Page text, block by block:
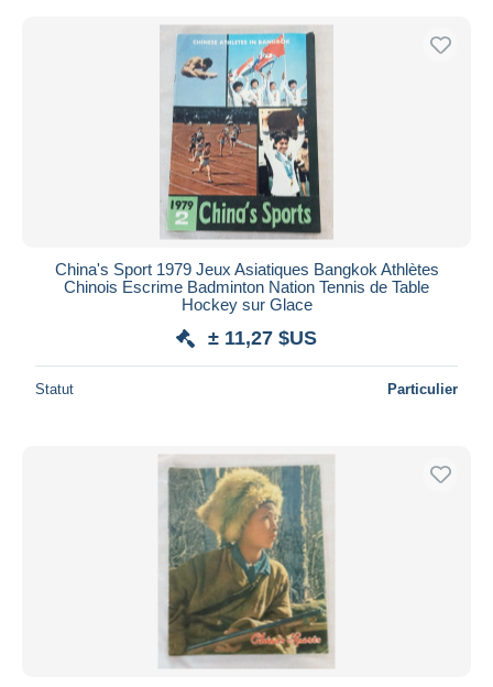
China's Sport 1979 Jeux Asiatiques Bangkok Athlètes
Chinois Escrime Badminton Nation Tennis de Table
Hockey sur Glace
± 11,27 $US
Statut Particulier